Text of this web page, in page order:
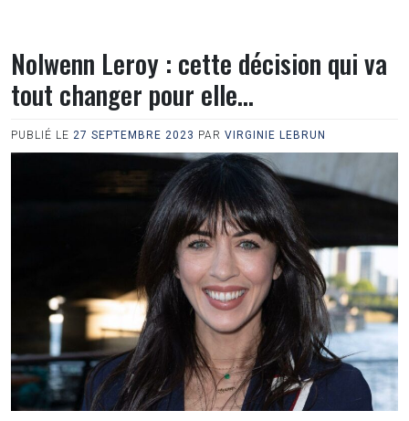
Nolwenn Leroy : cette décision qui va
tout changer pour elle…
PUBLIÉ LE 27 SEPTEMBRE 2023 PAR VIRGINIE LEBRUN